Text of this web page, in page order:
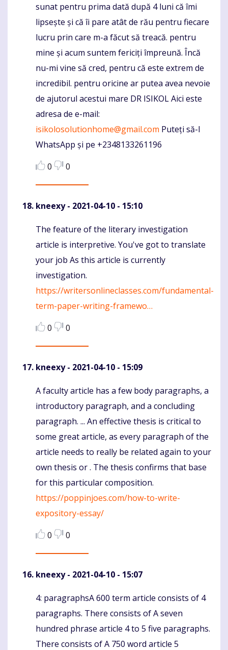
sunat pentru prima dată după 4 luni că îmi
lipsește și că îi pare atât de rău pentru fiecare
lucru prin care m-a făcut să treacă. pentru
mine și acum suntem fericiți împreună. Încă
nu-mi vine să cred, pentru că este extrem de
incredibil. pentru oricine ar putea avea nevoie
de ajutorul acestui mare DR ISIKOL Aici este
adresa de e-mail:
isikolosolutionhome@gmail.com Puteți să-l
WhatsApp și pe +2348133261196
0
0
kneexy- 2021-04-10 - 15:10
Komentaras
The feature of the literary investigation
article is interpretive. You've got to translate
your job As this article is currently
investigation.
https://writersonlineclasses.com/fundamental-
term-paper-writing-framewo…
0
0
kneexy- 2021-04-10 - 15:09
Komentaras
A faculty article has a few body paragraphs, a
introductory paragraph, and a concluding
paragraph. ... An effective thesis is critical to
some great article, as every paragraph of the
article needs to really be related again to your
own thesis or . The thesis confirms that base
for this particular composition.
https://poppinjoes.com/how-to-write-
expository-essay/
0
0
kneexy- 2021-04-10 - 15:07
Komentaras
4: paragraphsA 600 term article consists of 4
paragraphs. There consists of A seven
hundred phrase article 4 to 5 five paragraphs.
There consists of A 750 word article 5